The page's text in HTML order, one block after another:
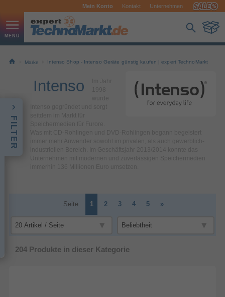
Mein Konto Kontakt Unternehmen
FILTER
Marke Intenso Shop - Intenso Geräte günstig kaufen | expert TechnoMarkt
Intenso
Seite: 1 2 3 4 5 »
204 Produkte in dieser Kategorie